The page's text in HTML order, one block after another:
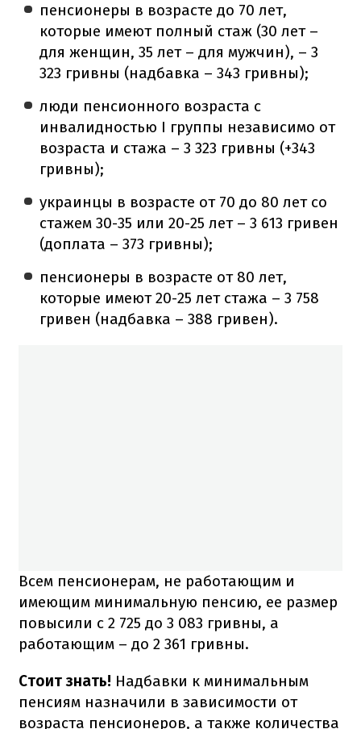
пенсионеры в возрасте до 70 лет,
которые имеют полный стаж (30 лет –
для женщин, 35 лет – для мужчин), – 3
323 гривны (надбавка – 343 гривны);
люди пенсионного возраста с
инвалидностью І группы независимо от
возраста и стажа – 3 323 гривны (+343
гривны);
украинцы в возрасте от 70 до 80 лет со
стажем 30-35 или 20-25 лет – 3 613 гривен
(доплата – 373 гривны);
пенсионеры в возрасте от 80 лет,
которые имеют 20-25 лет стажа – 3 758
гривен (надбавка – 388 гривен).
Всем пенсионерам, не работающим и
имеющим минимальную пенсию, ее размер
повысили с 2 725 до 3 083 гривны, а
работающим – до 2 361 гривны.
Стоит знать! Надбавки к минимальным
пенсиям назначили в зависимости от
возраста пенсионеров, а также количества